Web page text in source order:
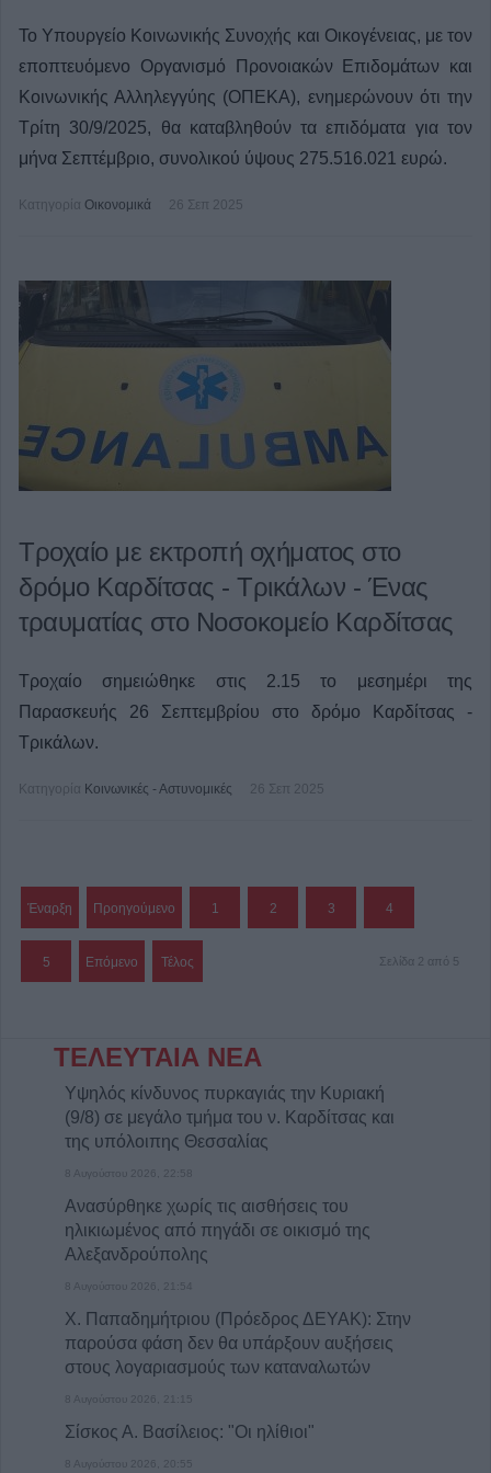
Το Υπουργείο Κοινωνικής Συνοχής και Οικογένειας, με τον
εποπτευόμενο Οργανισμό Προνοιακών Επιδομάτων και
Κοινωνικής Αλληλεγγύης (ΟΠΕΚΑ), ενημερώνουν ότι την
Τρίτη 30/9/2025, θα καταβληθούν τα επιδόματα για τον
μήνα Σεπτέμβριο, συνολικού ύψους 275.516.021 ευρώ.
Κατηγορία Οικονομικά 26 Σεπ 2025
Τροχαίο με εκτροπή οχήματος στο
δρόμο Καρδίτσας - Τρικάλων - Ένας
τραυματίας στο Νοσοκομείο Καρδίτσας
Τροχαίο σημειώθηκε στις 2.15 το μεσημέρι της
Παρασκευής 26 Σεπτεμβρίου στο δρόμο Καρδίτσας -
Τρικάλων.
Κατηγορία Κοινωνικές - Αστυνομικές 26 Σεπ 2025
Έναρξη Προηγούμενο 1 2 3 4
5 Επόμενο Τέλος Σελίδα 2 από 5
ΤΕΛΕΥΤΑΙΑ ΝΕΑ
Υψηλός κίνδυνος πυρκαγιάς την Κυριακή
(9/8) σε μεγάλο τμήμα του ν. Καρδίτσας και
της υπόλοιπης Θεσσαλίας
8 Αυγούστου 2026, 22:58
Ανασύρθηκε χωρίς τις αισθήσεις του
ηλικιωμένος από πηγάδι σε οικισμό της
Αλεξανδρούπολης
8 Αυγούστου 2026, 21:54
Χ. Παπαδημήτριου (Πρόεδρος ΔΕΥΑΚ): Στην
παρούσα φάση δεν θα υπάρξουν αυξήσεις
στους λογαριασμούς των καταναλωτών
8 Αυγούστου 2026, 21:15
Σίσκος Α. Βασίλειος: "Οι ηλίθιοι"
8 Αυγούστου 2026, 20:55